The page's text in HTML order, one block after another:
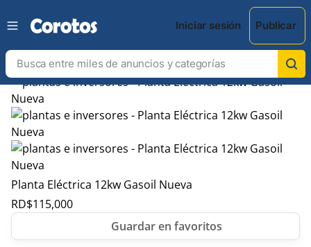
Iniciar sesión Publicar
Planta Eléctrica 12kw Gasoil Nueva
RD$115,000